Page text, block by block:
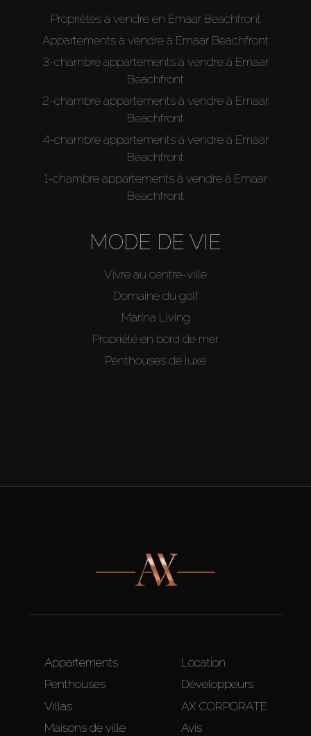
Propriétés à vendre en Emaar Beachfront
Appartements à vendre à Emaar Beachfront
3-chambre appartements à vendre à Emaar
Beachfront
2-chambre appartements à vendre à Emaar
Beachfront
4-chambre appartements à vendre à Emaar
Beachfront
1-chambre appartements à vendre à Emaar
Beachfront
MODE DE VIE
Vivre au centre-ville
Domaine du golf
Marina Living
Propriété en bord de mer
Penthouses de luxe
Appartements
Penthouses
Villas
Maisons de ville
Location
Développeurs
AX CORPORATE
Avis